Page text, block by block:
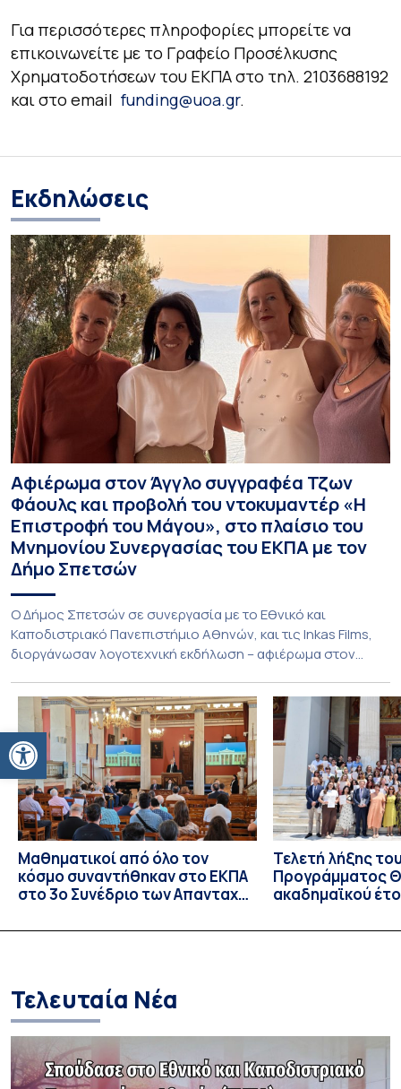
Ανοίξτε τη γραμμή εργαλείων
Για περισσότερες πληροφορίες μπορείτε να
επικοινωνείτε με το Γραφείο Προσέλκυσης
Χρηματοδοτήσεων του ΕΚΠΑ στο τηλ. 2103688192
και στο email funding@uoa.gr.
Εκδηλώσεις
Αφιέρωμα στον Άγγλο συγγραφέα Τζων
Φάουλς και προβολή του ντοκυμαντέρ «Η
Επιστροφή του Μάγου», στο πλαίσιο του
Μνημονίου Συνεργασίας του ΕΚΠΑ με τον
Δήμο Σπετσών
Ο Δήμος Σπετσών σε συνεργασία με το Εθνικό και
Καποδιστριακό Πανεπιστήμιο Αθηνών, και τις Inkas Films,
διοργάνωσαν λογοτεχνική εκδήλωση – αφιέρωμα στον
20ού αιώνα, με την προβολή του ντοκυμαντέρ «Η
επιστροφή του Μάγου». Η εκδήλωση διοργανώθηκε στο
πλαίσιο της συνεργασίας του Δήμου Σπετσών και του
Εθνικού και Καποδιστριακού […]
Μαθηματικοί από όλο τον
κόσμο συναντήθηκαν στο ΕΚΠΑ
στο 3ο Συνέδριο των Απανταχού
Τελετή λήξης
Προγράμματος
ακαδημαϊκού
Σπουδών στους
Τελευταία Νέα